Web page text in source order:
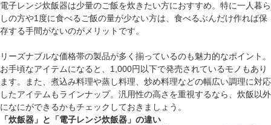
電子レンジ炊飯器は少量のご飯を炊きたい方におすすめ。特に一人暮ら
しの方や1度に食べるご飯の量が少ない方は、食べるぶんだけ作れば保
存する手間がないのがメリットです。
リーズナブルな価格帯の製品が多く揃っているのも魅力的なポイント。
お手頃なアイテムになると、1,000円以下で発売されているモノもあり
ます。また、煮込み料理や蒸し料理、炒め料理などの幅広い調理に対応
したアイテムもラインナップ。汎用性の高さを重視するなら、炊飯以外
になにができるかもチェックしておきましょう。
「炊飯器」と「電子レンジ炊飯器」の違い